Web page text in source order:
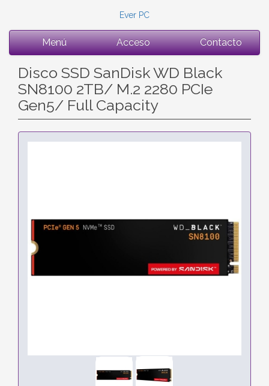
Ever PC
Menú Acceso Contacto
Disco SSD SanDisk WD Black
SN8100 2TB/ M.2 2280 PCIe
Gen5/ Full Capacity